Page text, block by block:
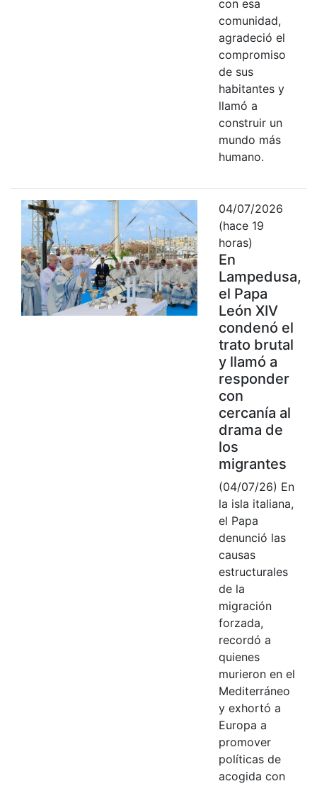
con esa
comunidad,
agradeció el
compromiso
de sus
habitantes y
llamó a
construir un
mundo más
humano.
04/07/2026
(hace 19
horas)
En
Lampedusa,
el Papa
León XIV
condenó el
trato brutal
y llamó a
responder
con
cercanía al
drama de
los
migrantes
(04/07/26) En
la isla italiana,
el Papa
denunció las
causas
estructurales
de la
migración
forzada,
recordó a
quienes
murieron en el
Mediterráneo
y exhortó a
Europa a
promover
políticas de
acogida con